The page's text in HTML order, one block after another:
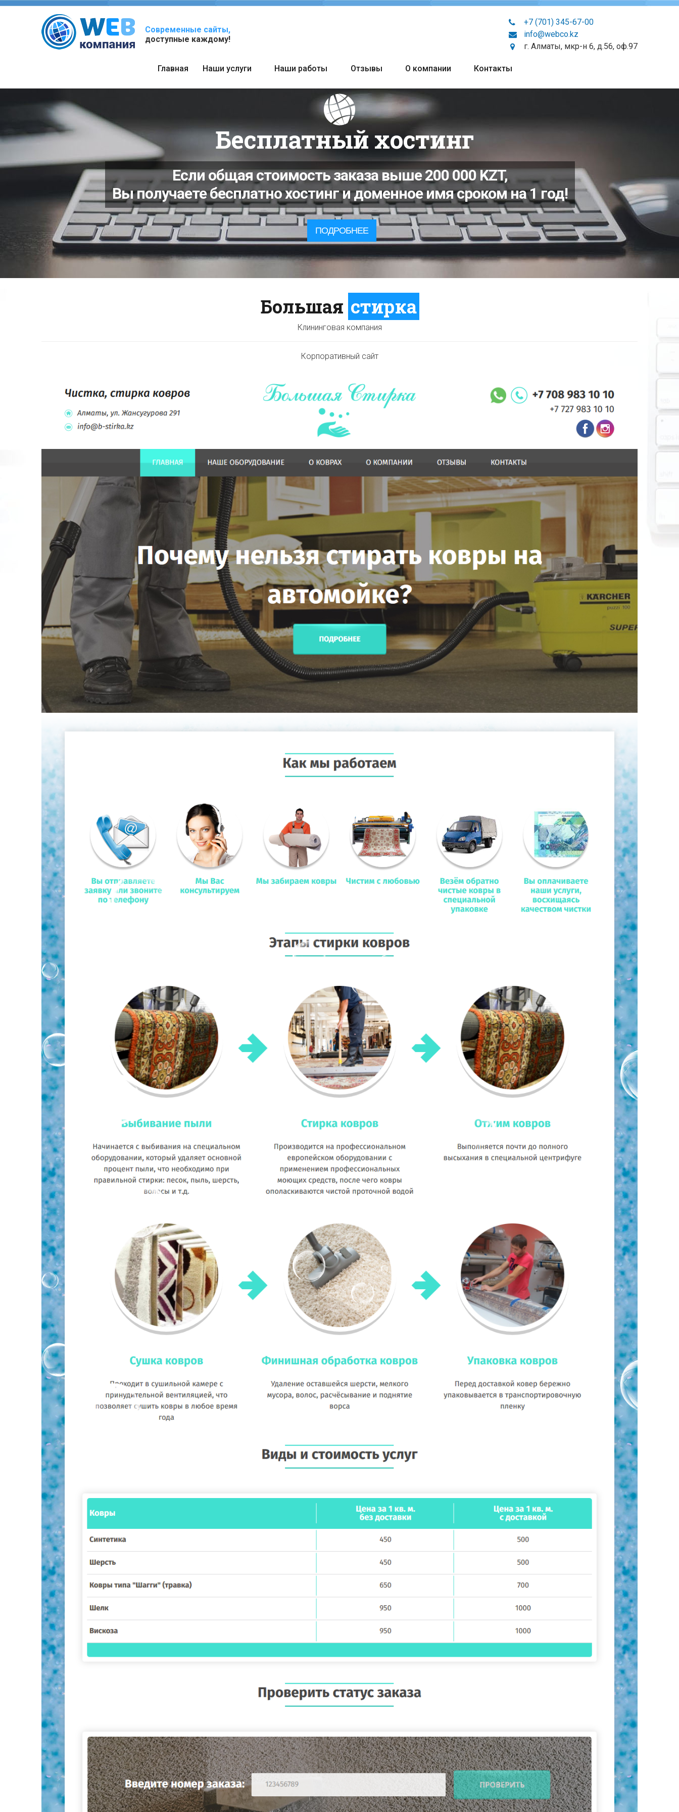
Современные сайты,
доступные каждому!
+7 (701) 345-67-00
info@webco.kz
г. Алматы, мкр-н 6, д.56, оф.97
Главная Наши услуги Наши работы Отзывы О компании Контакты
Скидки постоянным клиентам
Единожды заказав у нас любую услугу,
Вы получаете скидку на любой последующий заказ!
ПОДРОБНЕЕ
Большая стирка
Клининговая компания
Корпоративный сайт